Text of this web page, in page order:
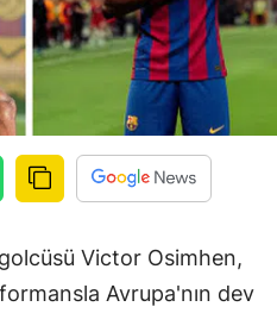
Victor Osimhen,
Avrupa'nın dev